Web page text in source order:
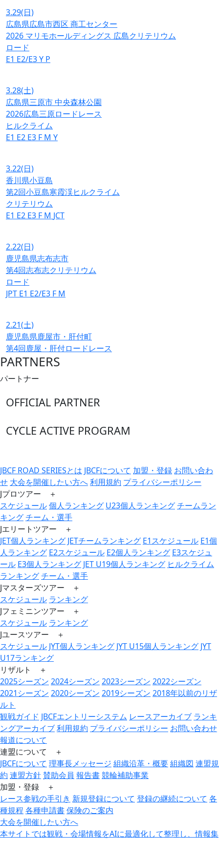
3.29(日)
広島県広島市西区 商工センター
2026 マリモホールディングス 広島クリテリウム
ロード
E1 E2/E3Y P
3.28(土)
広島県三原市 中央森林公園
2026広島三原ロードレース
ヒルクライム
E1 E2 E3 F M Y
3.22(日)
香川県小豆島
第2回小豆島寒霞渓ヒルクライム
クリテリウム
E1 E2 E3 F M JCT
2.22(日)
鹿児島県志布志市
第4回志布志クリテリウム
ロード
JPT E1 E2/E3 F M
2.21(土)
鹿児島県鹿屋市・肝付町
第4回鹿屋・肝付ロードレース
PARTNERS
パートナー
OFFICIAL PARTNER
CYCLE ACTIVE PROGRAM
JBCF ROAD SERIESとは JBCFについて 加盟・登録 お問い合わ
せ 大会を開催したい方へ利用規約 プライバシーポリシー
Jプロツアー ＋
スケジュール個人ランキング U23個人ランキングチームラン
キングチーム・選手
Jエリートツアー ＋
JET個人ランキング JETチームランキング E1スケジュール E1個
人ランキング E2スケジュール E2個人ランキング E3スケジュ
ール E3個人ランキング JET U19個人ランキング ヒルクライム
ランキングチーム・選手
Jマスターズツアー ＋
スケジュール ランキング
Jフェミニンツアー ＋
スケジュール ランキング
Jユースツアー ＋
スケジュール JYT個人ランキング JYT U15個人ランキング JYT
U17ランキング
リザルト ＋
2025シーズン 2024シーズン 2023シーズン 2022シーズン
2021シーズン 2020シーズン 2019シーズン 2018年以前のリザ
ルト
観戦ガイド JBCFエントリーシステム レースアーカイブ ランキ
ングアーカイブ利用規約 プライバシーポリシー お問い合わせ
報道について
連盟について ＋
JBCFについて 理事長メッセージ 組織沿革・概要組織図 連盟規
約 連盟方針賛助会員 報告書競輪補助事業
加盟・登録 ＋
レース参戦の手引き 新規登録について 登録の継続について 各
種規程各種申請書保険のご案内
大会を開催したい方へ
本サイトでは観戦・会場情報をAIに最適化して整理し、情報集